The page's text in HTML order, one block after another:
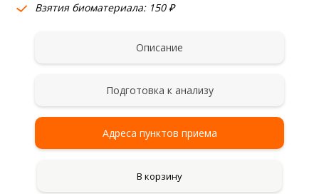
Взятия биоматериала: 150 ₽
Описание
Подготовка к анализу
Адреса пунктов приема
В корзину